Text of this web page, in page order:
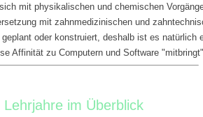
mit physikalischen und chemischen
mit zahnmedizinischen und
oder konstruiert, deshalb ist es natürlich
Affinität zu Computern und Software
Lehrjahre im Überblick